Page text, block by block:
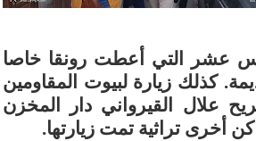
عشر التي أعطت رونقا خاصا
. كذلك زيارة لبيوت المقاومين
علال القيرواني دار المخزن
أخرى تراثية تمت زيارتها.